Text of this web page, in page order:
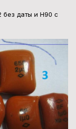
даты и Н90 с